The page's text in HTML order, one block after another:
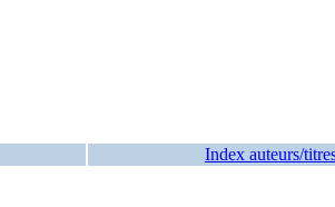
Index auteurs/